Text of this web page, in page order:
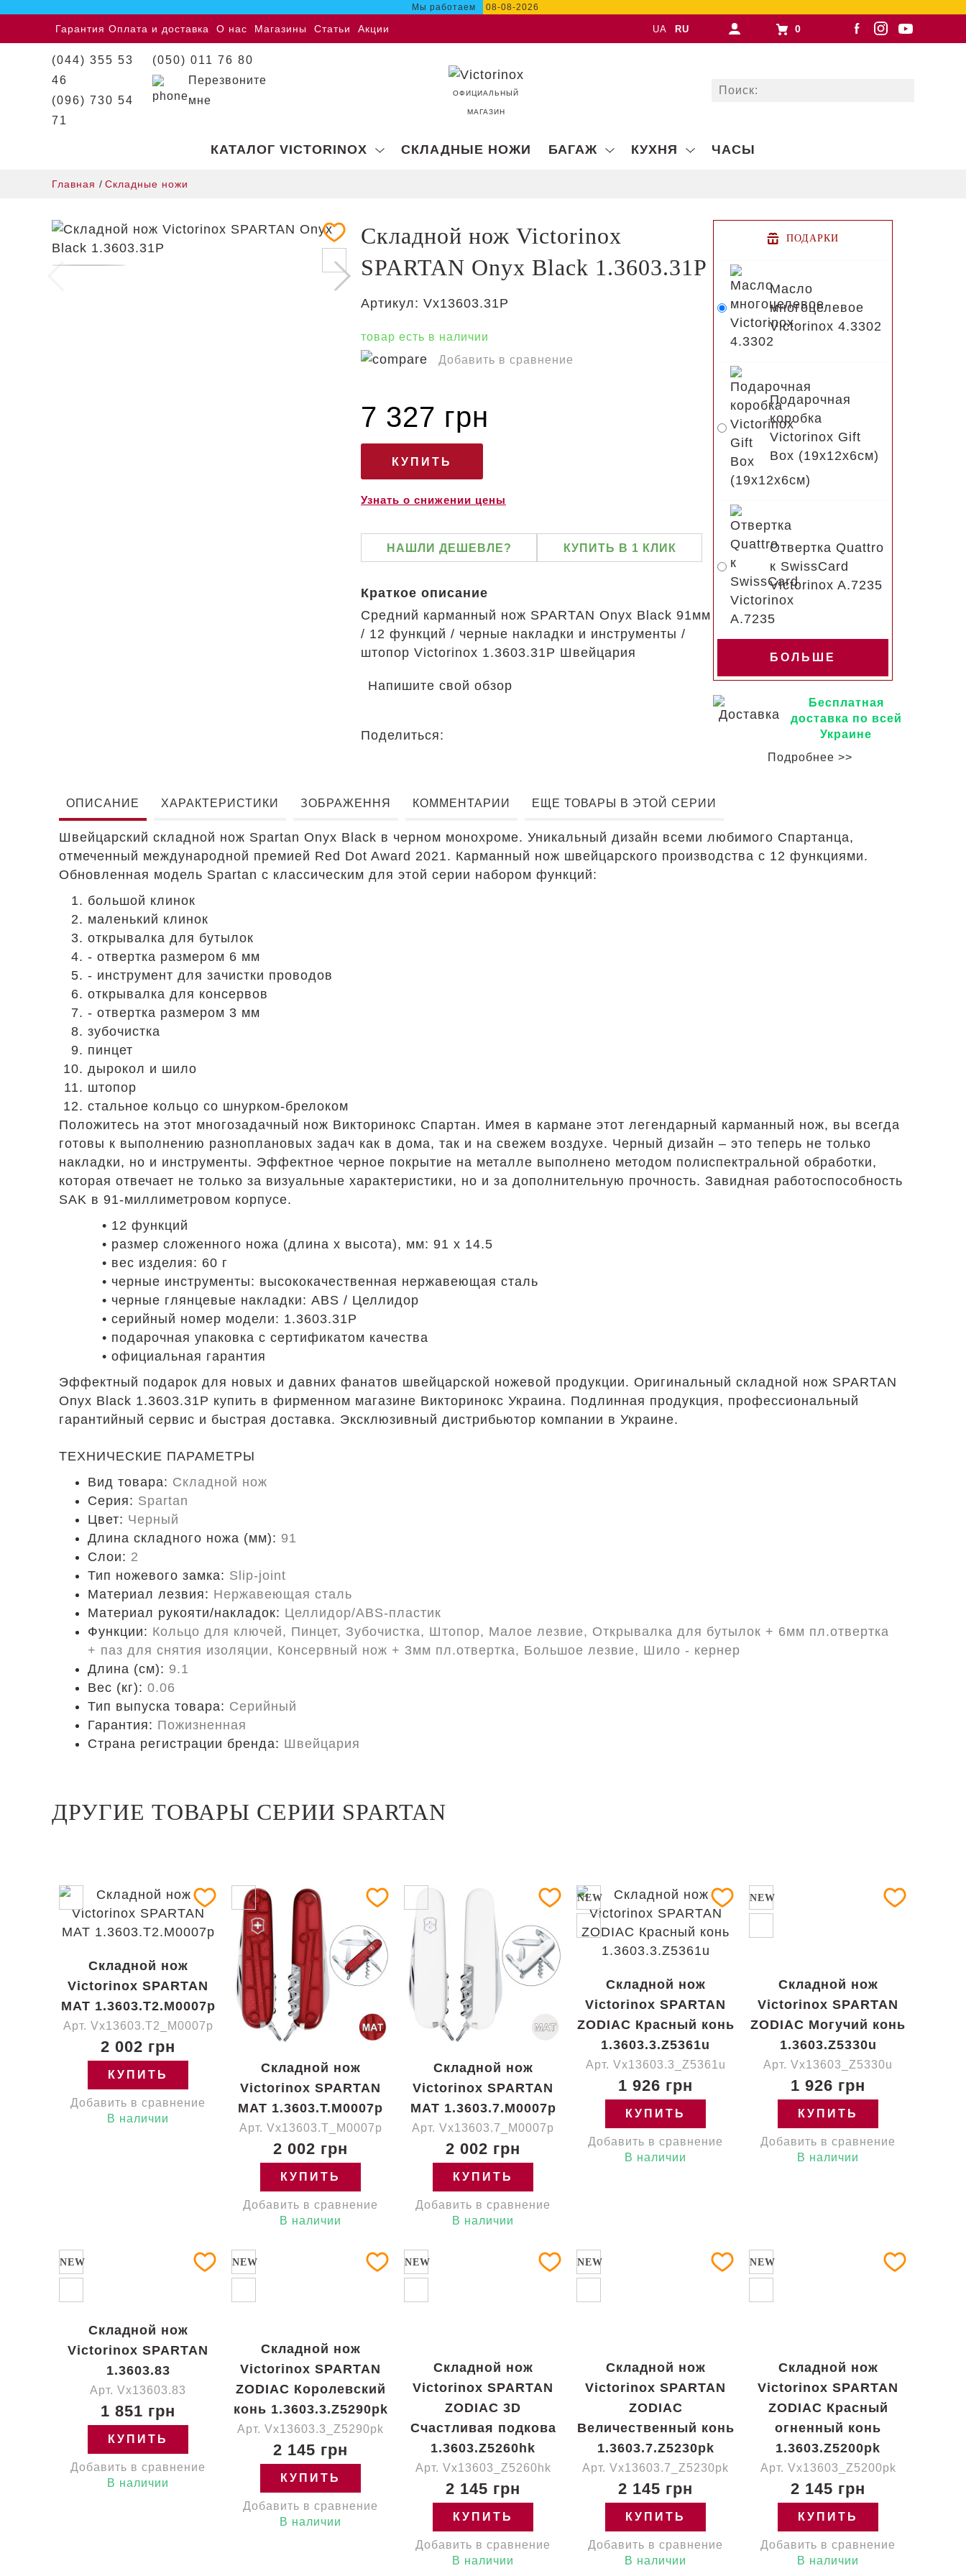
Мы работаем 08-08-2026
Гарантия Оплата и доставка О нас Магазины Статьи Акции UA RU 0
(044) 355 53
46
(096) 730 54
71
(050) 011 76 80
Перезвоните
мне
ОФИЦИАЛЬНЫЙ
МАГАЗИН
КАТАЛОГ VICTORINOX СКЛАДНЫЕ НОЖИ БАГАЖ КУХНЯ ЧАСЫ
Главная / Складные ножи
Складной нож Victorinox
SPARTAN Onyx Black 1.3603.31P
Артикул: Vx13603.31P
товар есть в наличии
Добавить в сравнение
7 327 грн
Узнать о снижении цены
НАШЛИ ДЕШЕВЛЕ? КУПИТЬ В 1 КЛИК
Краткое описание
Средний карманный нож SPARTAN Onyx Black 91мм
/ 12 функций / черные накладки и инструменты /
штопор Victorinox 1.3603.31P Швейцария
Напишите свой обзор
Поделиться:
ПОДАРКИ
Масло
многоцелевое
Victorinox 4.3302
Подарочная
коробка
Victorinox Gift
Box (19x12x6см)
Отвертка Quattro
к SwissCard
Victorinox A.7235
БОЛЬШЕ
Бесплатная
доставка по всей
Украине
Подробнее >>
ОПИСАНИЕ ХАРАКТЕРИСТИКИ ЗОБРАЖЕННЯ КОММЕНТАРИИ ЕЩЕ ТОВАРЫ В ЭТОЙ СЕРИИ
Швейцарский складной нож Spartan Onyx Black в черном монохроме. Уникальный дизайн всеми любимого Спартанца,
отмеченный международной премией Red Dot Award 2021. Карманный нож швейцарского производства с 12 функциями.
Обновленная модель Spartan с классическим для этой серии набором функций:
большой клинок
маленький клинок
открывалка для бутылок
- отвертка размером 6 мм
- инструмент для зачистки проводов
открывалка для консервов
- отвертка размером 3 мм
зубочистка
пинцет
дырокол и шило
штопор
стальное кольцо со шнурком-брелоком
Положитесь на этот многозадачный нож Викторинокс Спартан. Имея в кармане этот легендарный карманный нож, вы всегда
готовы к выполнению разноплановых задач как в дома, так и на свежем воздухе. Черный дизайн – это теперь не только
накладки, но и инструменты. Эффектное черное покрытие на металле выполнено методом полиспектральной обработки,
которая отвечает не только за визуальные характеристики, но и за дополнительную прочность. Завидная работоспособность
SAK в 91-миллиметровом корпусе.
• 12 функций
• размер сложенного ножа (длина х высота), мм: 91 х 14.5
• вес изделия: 60 г
• черные инструменты: высококачественная нержавеющая сталь
• черные глянцевые накладки: ABS / Целлидор
• серийный номер модели: 1.3603.31P
• подарочная упаковка с сертификатом качества
• официальная гарантия
Эффектный подарок для новых и давних фанатов швейцарской ножевой продукции. Оригинальный складной нож SPARTAN
Onyx Black 1.3603.31P купить в фирменном магазине Викторинокс Украина. Подлинная продукция, профессиональный
гарантийный сервис и быстрая доставка. Эксклюзивный дистрибьютор компании в Украине.
ТЕХНИЧЕСКИЕ ПАРАМЕТРЫ
Вид товара: Складной нож
Серия: Spartan
Цвет: Черный
Длина складного ножа (мм): 91
Слои: 2
Тип ножевого замка: Slip-joint
Материал лезвия: Нержавеющая сталь
Материал рукояти/накладок: Целлидор/ABS-пластик
Функции: Кольцо для ключей, Пинцет, Зубочистка, Штопор, Малое лезвие, Открывалка для бутылок + 6мм пл.отвертка
+ паз для снятия изоляции, Консервный нож + 3мм пл.отвертка, Большое лезвие, Шило - кернер
Длина (cм): 9.1
Вес (кг): 0.06
Тип выпуска товара: Серийный
Гарантия: Пожизненная
Страна регистрации бренда: Швейцария
ДРУГИЕ ТОВАРЫ СЕРИИ SPARTAN
Складной нож
Victorinox SPARTAN
MAT 1.3603.T2.M0007p
Арт. Vx13603.T2_M0007p
2 002 грн
КУПИТЬ
Добавить в сравнение
В наличии
Складной нож
Victorinox SPARTAN
MAT 1.3603.T.M0007p
Арт. Vx13603.T_M0007p
2 002 грн
КУПИТЬ
Добавить в сравнение
В наличии
Складной нож
Victorinox SPARTAN
MAT 1.3603.7.M0007p
Арт. Vx13603.7_M0007p
2 002 грн
КУПИТЬ
Добавить в сравнение
В наличии
NEW
Складной нож
Victorinox SPARTAN
ZODIAC Красный конь
1.3603.3.Z5361u
Арт. Vx13603.3_Z5361u
1 926 грн
КУПИТЬ
Добавить в сравнение
В наличии
NEW
Складной нож
Victorinox SPARTAN
ZODIAC Могучий конь
1.3603.Z5330u
Арт. Vx13603_Z5330u
1 926 грн
КУПИТЬ
Добавить в сравнение
В наличии
NEW
Складной нож
Victorinox SPARTAN
1.3603.83
Арт. Vx13603.83
1 851 грн
КУПИТЬ
Добавить в сравнение
В наличии
NEW
Складной нож
Victorinox SPARTAN
ZODIAC Королевский
конь 1.3603.3.Z5290pk
Арт. Vx13603.3_Z5290pk
2 145 грн
КУПИТЬ
Добавить в сравнение
В наличии
NEW
Складной нож
Victorinox SPARTAN
ZODIAC 3D
Счастливая подкова
1.3603.Z5260hk
Арт. Vx13603_Z5260hk
2 145 грн
КУПИТЬ
Добавить в сравнение
В наличии
NEW
Складной нож
Victorinox SPARTAN
ZODIAC
Величественный конь
1.3603.7.Z5230pk
Арт. Vx13603.7_Z5230pk
2 145 грн
КУПИТЬ
Добавить в сравнение
В наличии
NEW
Складной нож
Victorinox SPARTAN
ZODIAC Красный
огненный конь
1.3603.Z5200pk
Арт. Vx13603_Z5200pk
2 145 грн
КУПИТЬ
Добавить в сравнение
В наличии